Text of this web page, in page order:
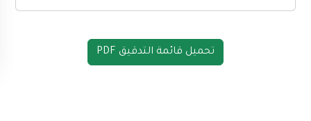
تحميل قائمة التدقيق PDF